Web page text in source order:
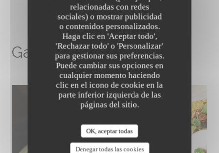
relacionadas con redes
sociales) o mostrar publicidad
o contenidos personalizados.
Haga clic en 'Aceptar todo',
'Rechazar todo' o 'Personalizar'
para gestionar sus preferencias.
Puede cambiar sus opciones en
cualquier momento haciendo
clic en el icono de cookie en la
parte inferior izquierda de las
páginas del sitio.
OK, aceptar todas
Denegar todas las cookies
Galería de imágenes
The Friendly Kitchen